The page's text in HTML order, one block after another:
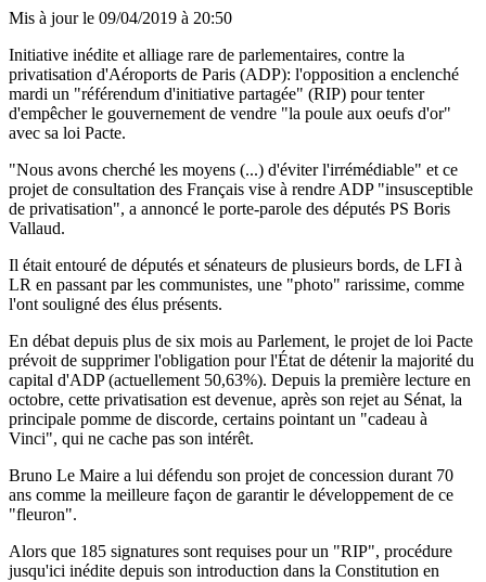
Mis à jour le 09/04/2019 à 20:50
Initiative inédite et alliage rare de parlementaires, contre la
privatisation d'Aéroports de Paris (ADP): l'opposition a enclenché
mardi un "référendum d'initiative partagée" (RIP) pour tenter
d'empêcher le gouvernement de vendre "la poule aux oeufs d'or"
avec sa loi Pacte.
"Nous avons cherché les moyens (...) d'éviter l'irrémédiable" et ce
projet de consultation des Français vise à rendre ADP "insusceptible
de privatisation", a annoncé le porte-parole des députés PS Boris
Vallaud.
Il était entouré de députés et sénateurs de plusieurs bords, de LFI à
LR en passant par les communistes, une "photo" rarissime, comme
l'ont souligné des élus présents.
En débat depuis plus de six mois au Parlement, le projet de loi Pacte
prévoit de supprimer l'obligation pour l'État de détenir la majorité du
capital d'ADP (actuellement 50,63%). Depuis la première lecture en
octobre, cette privatisation est devenue, après son rejet au Sénat, la
principale pomme de discorde, certains pointant un "cadeau à
Vinci", qui ne cache pas son intérêt.
Bruno Le Maire a lui défendu son projet de concession durant 70
ans comme la meilleure façon de garantir le développement de ce
"fleuron".
Alors que 185 signatures sont requises pour un "RIP", procédure
jusqu'ici inédite depuis son introduction dans la Constitution en